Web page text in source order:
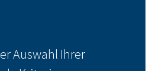
Auswahl Ihrer